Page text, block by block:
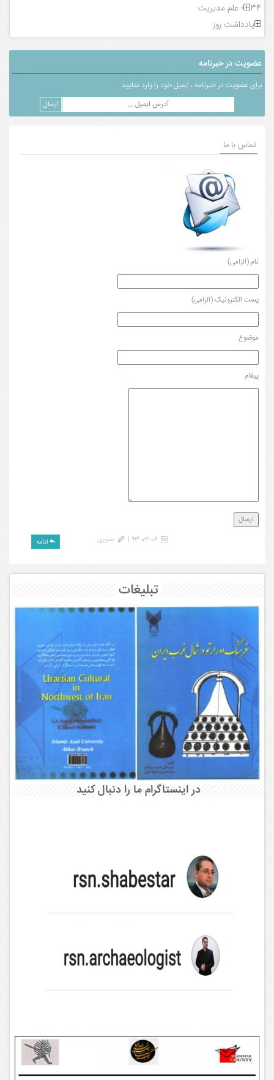
34- علم مدیریت
یادداشت روز
عضویت در خبرنامه
برای عضویت در خبرنامه ، ایمیل خود را وارد نمایید
تماس با ما
نام (الزامی)
پست الکترونیک (الزامی)
موضوع
پیغام
صبوری ادامه
تبلیغات
در اینستاگرام ما را دنبال کنید